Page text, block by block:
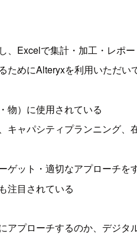
、Excelで集計・加工・レポ
ためにAlteryxを利用いただい
物）に使用されている
キャパシティプランニング、
ゲット・適切なアプローチを
注目されている
アプローチするのか、デジ